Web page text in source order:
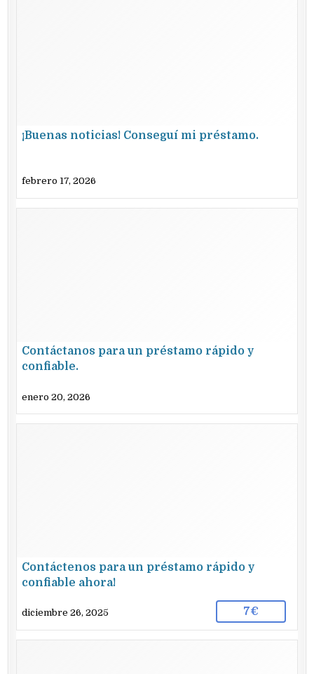
¡Buenas noticias! Conseguí mi préstamo.
febrero 17, 2026
Contáctanos para un préstamo rápido y
confiable.
enero 20, 2026
Contáctenos para un préstamo rápido y
confiable ahora!
diciembre 26, 2025 7€